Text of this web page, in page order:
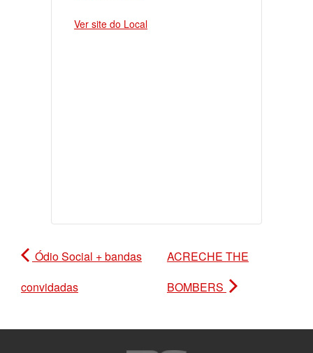
Ver site do Local
Ódio Social + bandas
convidadas
ACRECHE THE
BOMBERS